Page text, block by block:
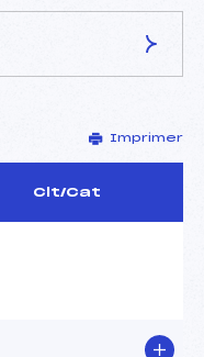
–
–
Imprimer
Clt/Cat